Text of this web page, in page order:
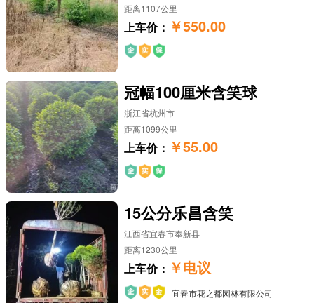
距离1107公里
上车价： ￥550.00
冠幅100厘米含笑球
浙江省杭州市
距离1099公里
上车价： ￥55.00
15公分乐昌含笑
江西省宜春市奉新县
距离1230公里
上车价： ￥电议
宜春市花之都园林有限公司